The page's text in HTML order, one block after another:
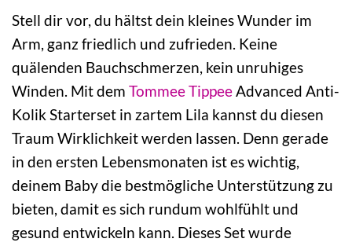
Stell dir vor, du hältst dein kleines Wunder im
Arm, ganz friedlich und zufrieden. Keine
quälenden Bauchschmerzen, kein unruhiges
Winden. Mit dem Tommee TippeeAdvanced Anti-
Kolik Starterset in zartem Lila kannst du diesen
Traum Wirklichkeit werden lassen. Denn gerade
in den ersten Lebensmonaten ist es wichtig,
deinem Baby die bestmögliche Unterstützung zu
bieten, damit es sich rundum wohlfühlt und
gesund entwickeln kann. Dieses Set wurde